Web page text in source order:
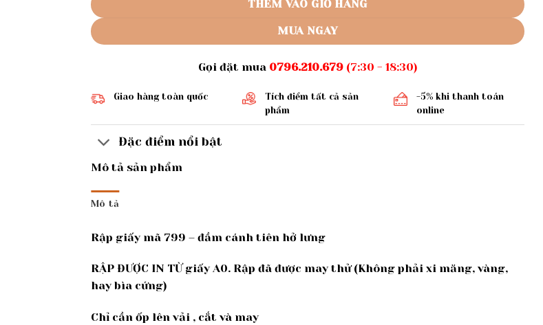
THÊM VÀO GIỎ HÀNG
MUA NGAY
Gọi đặt mua 0796.210.679(7:30 - 18:30)
Giao hàng toàn quốc
Tích điểm tất cả sản
phẩm
-5% khi thanh toán
online
Đặc điểm nổi bật
Mô tả sản phẩm
Mô tả
Rập giấy mã 799 – đầm cánh tiên hở lưng
RẬP ĐƯỢC IN TỪ giấy A0. Rập đã được may thử (Không phải xi măng, vàng,
hay bìa cứng)
Chỉ cần ốp lên vải , cắt và may